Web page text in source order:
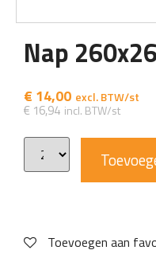
Nap
€ 14,00
€ 16,94
Toevoegen aan